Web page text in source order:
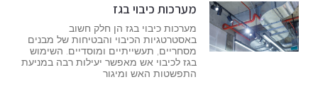
מערכות כיבוי בגז
מערכות כיבוי בגז הן חלק חשוב
באסטרטגיות הכיבוי והבטיחות של מבנים
מסחריים, תעשייתיים ומוסדיים. השימוש
בגז לכיבוי אש מאפשר יעילות רבה במניעת
התפשטות האש ומיגור